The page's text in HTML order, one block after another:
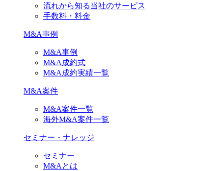
流れから知る当社のサービス
手数料・料金
M&A事例
M&A事例
M&A成約式
M&A成約実績一覧
M&A案件
M&A案件一覧
海外M&A案件一覧
セミナー・ナレッジ
セミナー
M&Aとは